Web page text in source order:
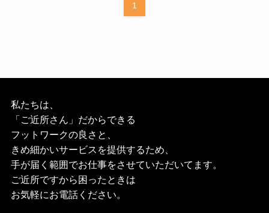
1
私たちは、
「ご近所さん」だからできる
フットワークの良さと、
きめ細かいサービスを提供するため、
手が届く範囲でお仕事をさせていただいてます。
ご近所ですから困ったときは
お気軽にお電話ください。